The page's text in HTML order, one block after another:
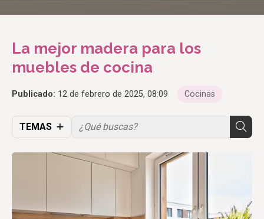
La mejor madera para los
muebles de cocina
Publicado: 12 de febrero de 2025, 08:09 Cocinas
TEMAS